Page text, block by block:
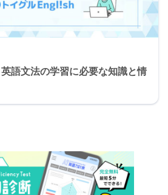
英語文法の学習に必要な知識と情